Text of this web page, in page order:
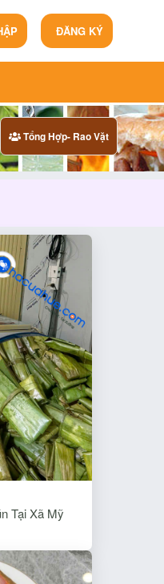
ĐĂNG KÝ
Tổng Hợp- Rao Vặt
Tại Xã Mỹ